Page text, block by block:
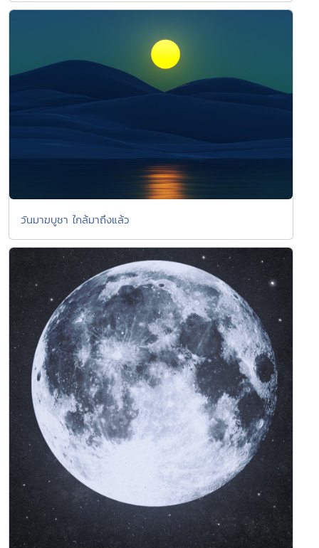
วันมาฆบูชา ใกล้มาถึงแล้ว